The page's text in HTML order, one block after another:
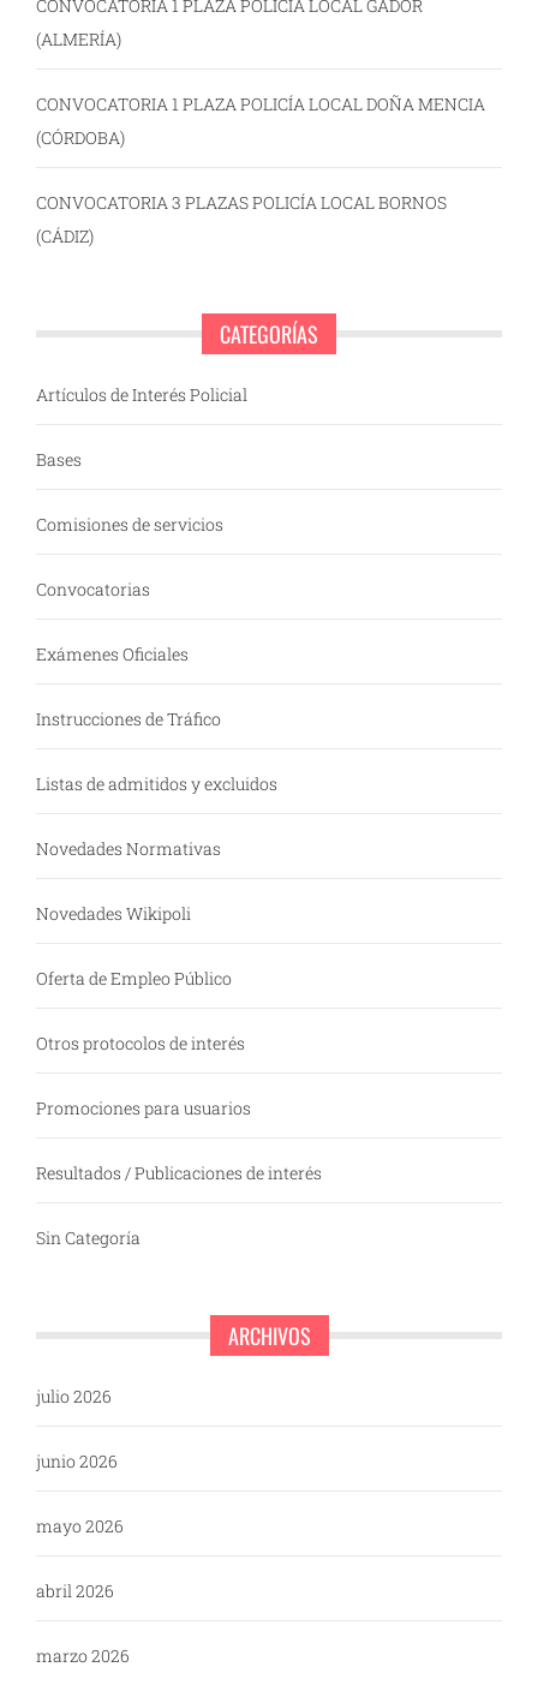
CONVOCATORIA 1 PLAZA POLICÍA LOCAL GÁDOR
(ALMERÍA)
CONVOCATORIA 1 PLAZA POLICÍA LOCAL DOÑA MENCIA
(CÓRDOBA)
CONVOCATORIA 3 PLAZAS POLICÍA LOCAL BORNOS
(CÁDIZ)
CATEGORÍAS
Artículos de Interés Policial
Bases
Comisiones de servicios
Convocatorias
Exámenes Oficiales
Instrucciones de Tráfico
Listas de admitidos y excluidos
Novedades Normativas
Novedades Wikipoli
Oferta de Empleo Público
Otros protocolos de interés
Promociones para usuarios
Resultados / Publicaciones de interés
Sin Categoría
ARCHIVOS
julio 2026
junio 2026
mayo 2026
abril 2026
marzo 2026